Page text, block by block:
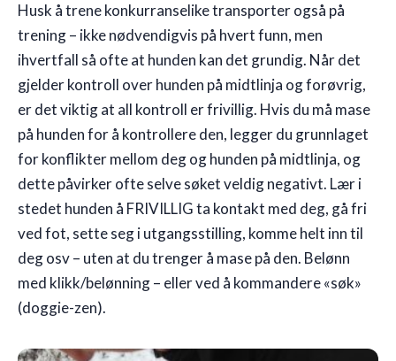
Husk å trene konkurranselike transporter også på
trening – ikke nødvendigvis på hvert funn, men
ihvertfall så ofte at hunden kan det grundig. Når det
gjelder kontroll over hunden på midtlinja og forøvrig,
er det viktig at all kontroll er frivillig. Hvis du må mase
på hunden for å kontrollere den, legger du grunnlaget
for konflikter mellom deg og hunden på midtlinja, og
dette påvirker ofte selve søket veldig negativt. Lær i
stedet hunden å FRIVILLIG ta kontakt med deg, gå fri
ved fot, sette seg i utgangsstilling, komme helt inn til
deg osv – uten at du trenger å mase på den. Belønn
med klikk/belønning – eller ved å kommandere «søk»
(doggie-zen).